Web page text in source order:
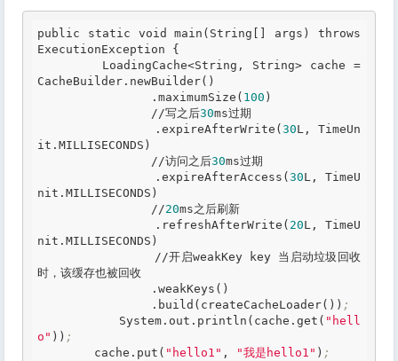
public static void main(String[] args) throws
ExecutionException {
CacheBuilder .newBuilder()
.maximumSize ( 100 )
                //写之后
30ms过期
.expireAfterWrite ( 30L, TimeUn
it .MILLISECONDS )
                //访问之后
30ms过期
.expireAfterAccess ( 30L, TimeU
nit .MILLISECONDS )
                //
20ms之后刷新
.refreshAfterWrite ( 20L, TimeU
nit .MILLISECONDS )
时，该缓存也被回收
.weakKeys ()
.build (createCacheLoader()) ;
        System
.out .println (cache .get ( "hell
o" )) ;
        cache
.put ( "hello1" , "我是hello1" ) ;